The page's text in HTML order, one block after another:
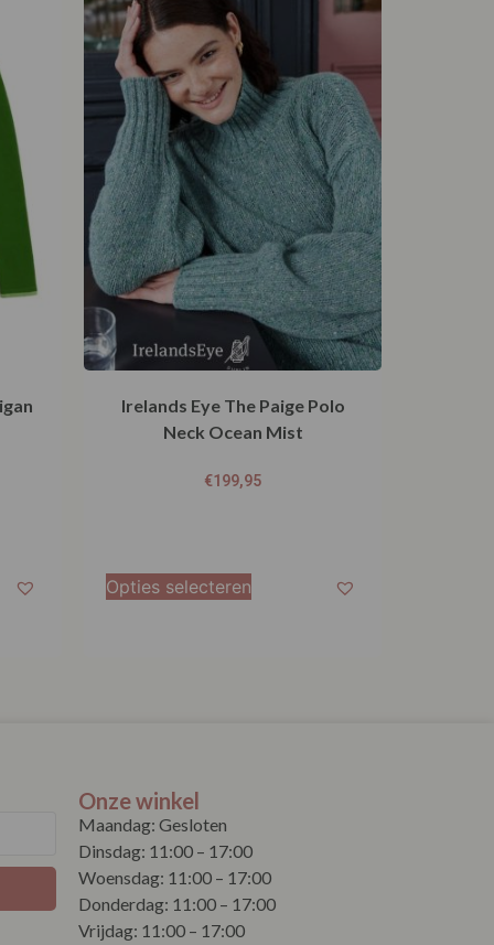
Irelands Eye The Paige Polo
Neck Ocean Mist
Woensdag: 11:00 – 17:00
Donderdag: 11:00 – 17:00
Vrijdag: 11:00 – 17:00
Zaterdag: 11:00 – 17:00
Koopzondag elke eerste zondag van
de maand vanaf 1 mei tot 1 september,